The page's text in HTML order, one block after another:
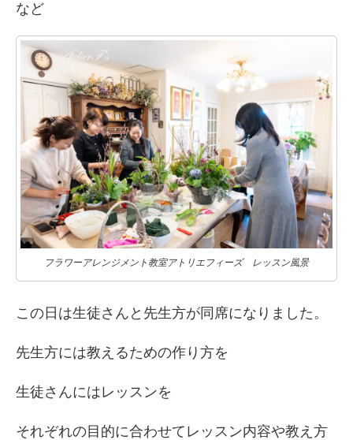
など
フラワーアレンジメント教室アトリエフィーズ レッスン風景
この日は生徒さんと先生方が同席になりました。
先生方には教えるための作り方を
生徒さんにはレッスンを
それぞれの目的に合わせてレッスン内容や教え方